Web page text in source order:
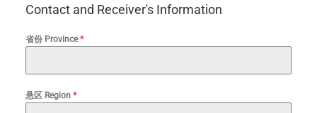
Contact and Receiver's Information
省份 Province*
悬区 Region *